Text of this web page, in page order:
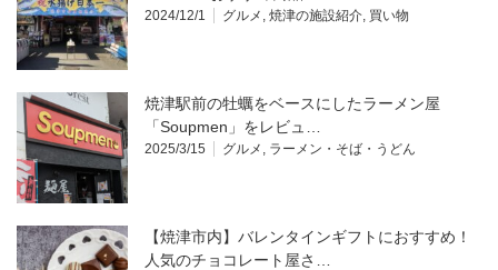
2024/12/1 グルメ 焼津の施設紹介 買い物
焼津駅前の牡蠣をベースにしたラーメン屋
「Soupmen」をレビュ…
2025/3/15 グルメ ラーメン・そば・うどん
【焼津市内】バレンタインギフトにおすすめ！
人気のチョコレート屋さ…